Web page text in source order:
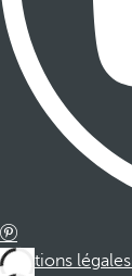
Mentions légales